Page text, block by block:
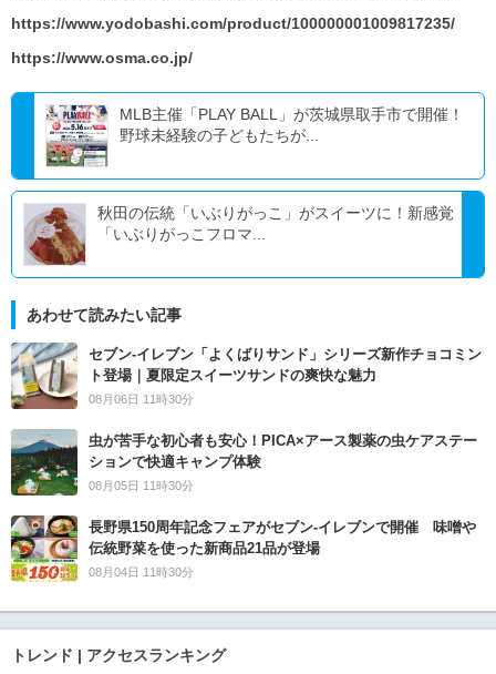
https://www.yodobashi.com/product/100000001009817235/
https://www.osma.co.jp/
MLB主催「PLAY BALL」が茨城県取手市で開催！
野球未経験の子どもたちが...
秋田の伝統「いぶりがっこ」がスイーツに！新感覚
「いぶりがっこフロマ...
あわせて読みたい記事
セブン‐イレブン「よくばりサンド」シリーズ新作チョコミン
ト登場｜夏限定スイーツサンドの爽快な魅力
08月06日 11時30分
虫が苦手な初心者も安心！PICA×アース製薬の虫ケアステー
ションで快適キャンプ体験
08月05日 11時30分
長野県150周年記念フェアがセブン-イレブンで開催 味噌や
伝統野菜を使った新商品21品が登場
08月04日 11時30分
トレンド | アクセスランキング